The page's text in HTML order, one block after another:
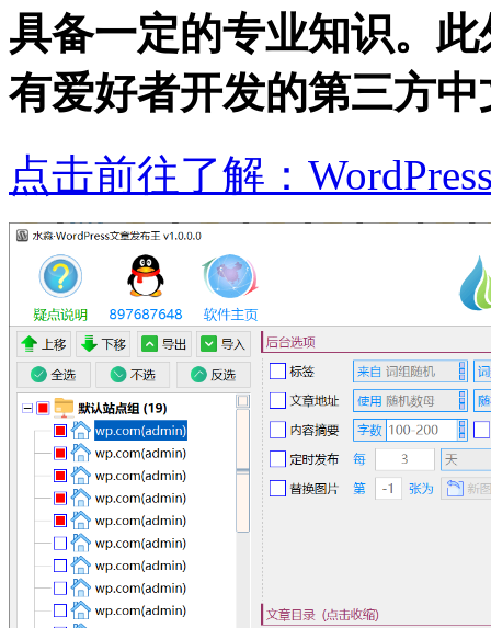
具备一定的专业知识。
有爱好者开发的第三方
点击前往了解：